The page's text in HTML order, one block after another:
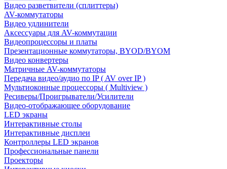
Видео разветвители (сплиттеры)
AV-коммутаторы
Видео удлинители
Аксессуары для AV-коммутации
Видеопроцессоры и платы
Презентационные коммутаторы, BYOD/BYOM
Видео конвертеры
Матричные AV-коммутаторы
Передача видео/аудио по IP ( AV over IP )
Мультиоконные процессоры ( Multiview )
Ресиверы/Проигрыватели/Усилители
Видео-отображающее оборудование
LED экраны
Интерактивные столы
Интерактивные дисплеи
Контроллеры LED экранов
Профессиональные панели
Проекторы